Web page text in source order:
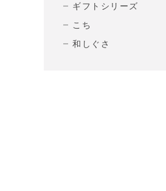
ギフトシリーズ
こち
和しぐさ